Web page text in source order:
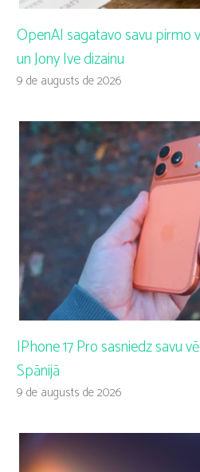
OpenAI sagatavo savu pirmo
un Jony Ive dizainu
9 de augusts de 2026
IPhone 17 Pro sasniedz savu
Spānijā
9 de augusts de 2026